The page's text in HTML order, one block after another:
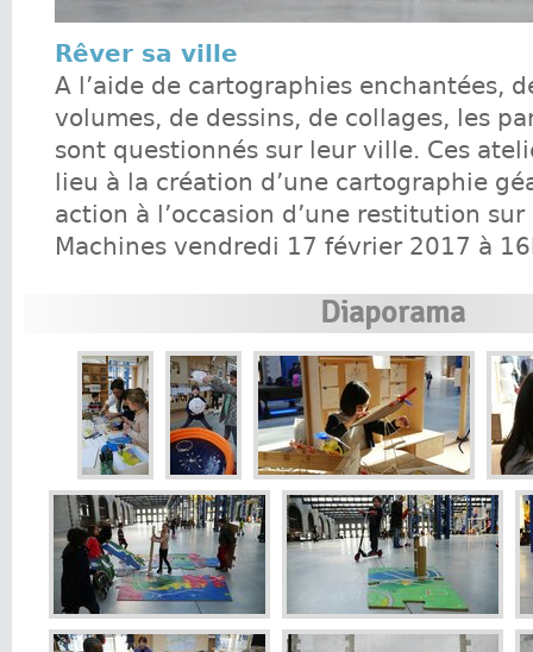
Rêver sa ville
A l’aide de cartographies enchantées,
volumes, de dessins, de collages, les
sont questionnés sur leur ville. Ces
lieu à la création d’une cartographie
action à l’occasion d’une restitution
Machines vendredi 17 février 2017 à
Diaporama